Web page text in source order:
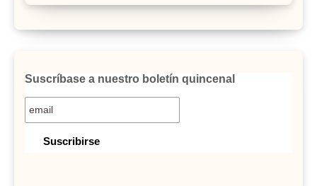
Suscríbase a nuestro boletín quincenal